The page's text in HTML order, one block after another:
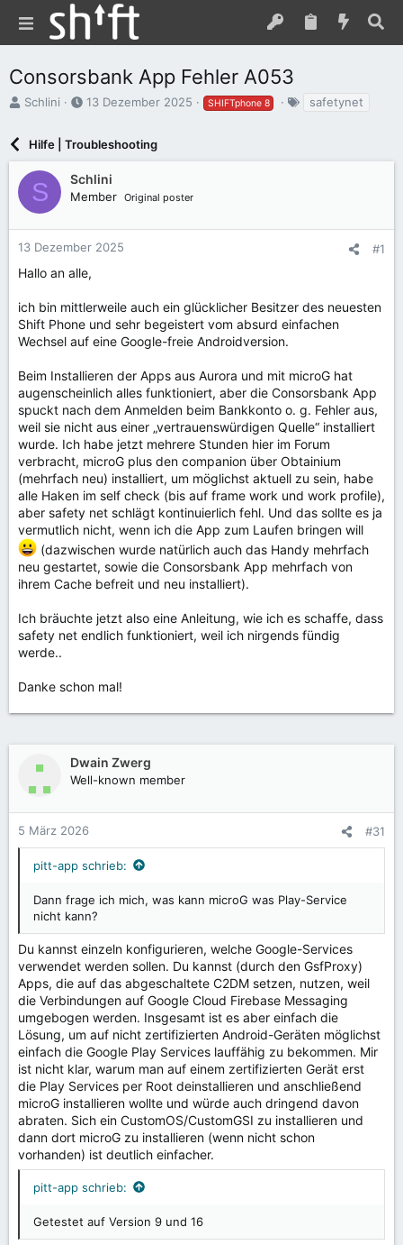
Consorsbank App Fehler A053
E
e
l
e
r
Schlini
E
t
e
l
l
a
m
13 Dezember 2025 SHIFTphone 8
a
r
safetynet
Hilfe | Troubleshooting
S Schlini
Member Original poster
13 Dezember 2025 #1
Hallo an alle,
ich bin mittlerweile auch ein glücklicher Besitzer des neuesten
Shift Phone und sehr begeistert vom absurd einfachen
Wechsel auf eine Google-freie Androidversion.
Beim Installieren der Apps aus Aurora und mit microG hat
augenscheinlich alles funktioniert, aber die Consorsbank App
spuckt nach dem Anmelden beim Bankkonto o. g. Fehler aus,
weil sie nicht aus einer „vertrauenswürdigen Quelle“ installiert
wurde. Ich habe jetzt mehrere Stunden hier im Forum
verbracht, microG plus den companion über Obtainium
(mehrfach neu) installiert, um möglichst aktuell zu sein, habe
alle Haken im self check (bis auf frame work und work profile),
aber safety net schlägt kontinuierlich fehl. Und das sollte es ja
vermutlich nicht, wenn ich die App zum Laufen bringen will
(dazwischen wurde natürlich auch das Handy mehrfach
neu gestartet, sowie die Consorsbank App mehrfach von
ihrem Cache befreit und neu installiert).
Ich bräuchte jetzt also eine Anleitung, wie ich es schaffe, dass
safety net endlich funktioniert, weil ich nirgends fündig
werde..
Danke schon mal!
Dwain Zwerg
Well-known member
5 März 2026 #31
pitt-app schrieb:
Dann frage ich mich, was kann microG was Play-Service
nicht kann?
Du kannst einzeln konfigurieren, welche Google-Services
verwendet werden sollen. Du kannst (durch den GsfProxy)
Apps, die auf das abgeschaltete C2DM setzen, nutzen, weil
die Verbindungen auf Google Cloud Firebase Messaging
umgebogen werden. Insgesamt ist es aber einfach die
Lösung, um auf nicht zertifizierten Android-Geräten möglichst
einfach die Google Play Services lauffähig zu bekommen. Mir
ist nicht klar, warum man auf einem zertifizierten Gerät erst
die Play Services per Root deinstallieren und anschließend
microG installieren wollte und würde auch dringend davon
abraten. Sich ein CustomOS/CustomGSI zu installieren und
dann dort microG zu installieren (wenn nicht schon
vorhanden) ist deutlich einfacher.
pitt-app schrieb:
Getestet auf Version 9 und 16